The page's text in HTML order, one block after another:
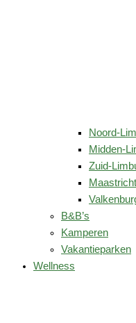
Noord-
Midden-
Zuid-
Maastricht
B&B’s
Kamperen
Vakantieparken
Wellness